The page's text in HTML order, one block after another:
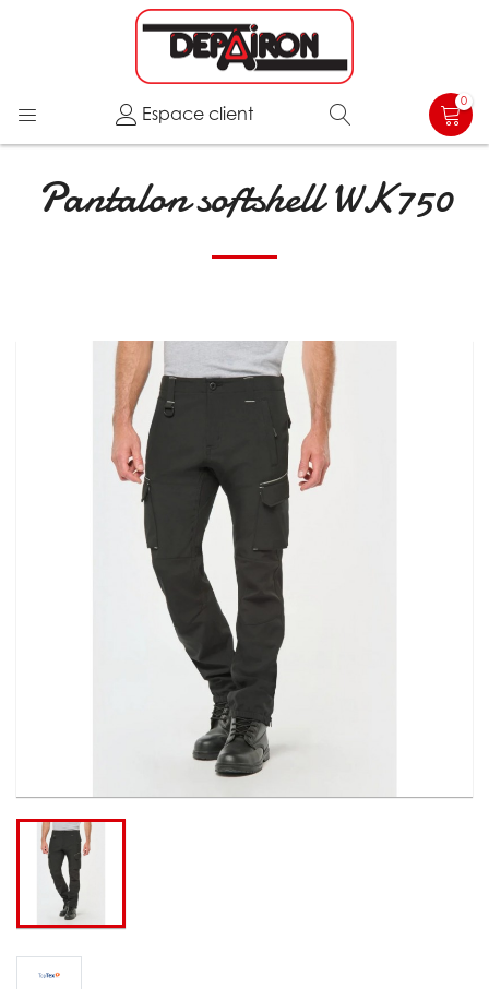
Espace client
0
Pantalon softshell WK750